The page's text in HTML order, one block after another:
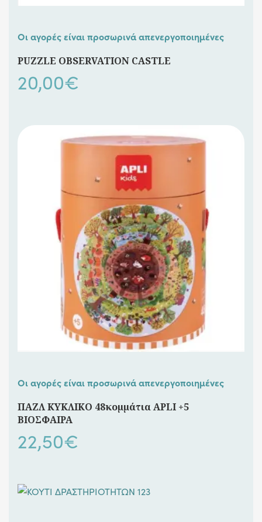
Οι αγορές είναι προσωρινά απενεργοποιημένες
PUZZLE OBSERVATION CASTLE
20,00€
Οι αγορές είναι προσωρινά απενεργοποιημένες
ΠΑΖΛ ΚΥΚΛΙΚΟ 48κομμάτια APLI +5
ΒΙΟΣΦΑΙΡΑ
22,50€